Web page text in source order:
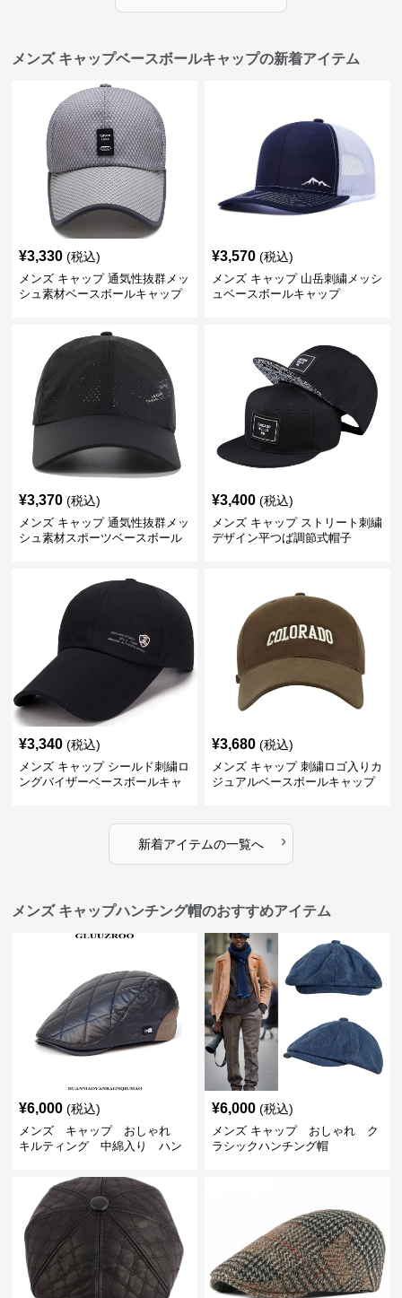
メンズ キャップベースボールキャップの新着アイテム
¥3,330 (税込)
メンズ キャップ 通気性抜群メッ
シュ素材ベースボールキャップ
¥3,570 (税込)
メンズ キャップ 山岳刺繍メッシ
ュベースボールキャップ
¥3,370 (税込)
メンズ キャップ 通気性抜群メッ
シュ素材スポーツベースボール
¥3,400 (税込)
メンズ キャップ ストリート刺繍
デザイン平つば調節式帽子
¥3,340 (税込)
メンズ キャップ シールド刺繍ロ
ングバイザーベースボールキャ
¥3,680 (税込)
メンズ キャップ 刺繍ロゴ入りカ
ジュアルベースボールキャップ
新着アイテムの一覧へ ›
メンズ キャップハンチング帽のおすすめアイテム
¥6,000 (税込)
メンズ キャップ おしゃれ
キルティング 中綿入り ハン
¥6,000 (税込)
メンズ キャップ おしゃれ ク
ラシックハンチング帽